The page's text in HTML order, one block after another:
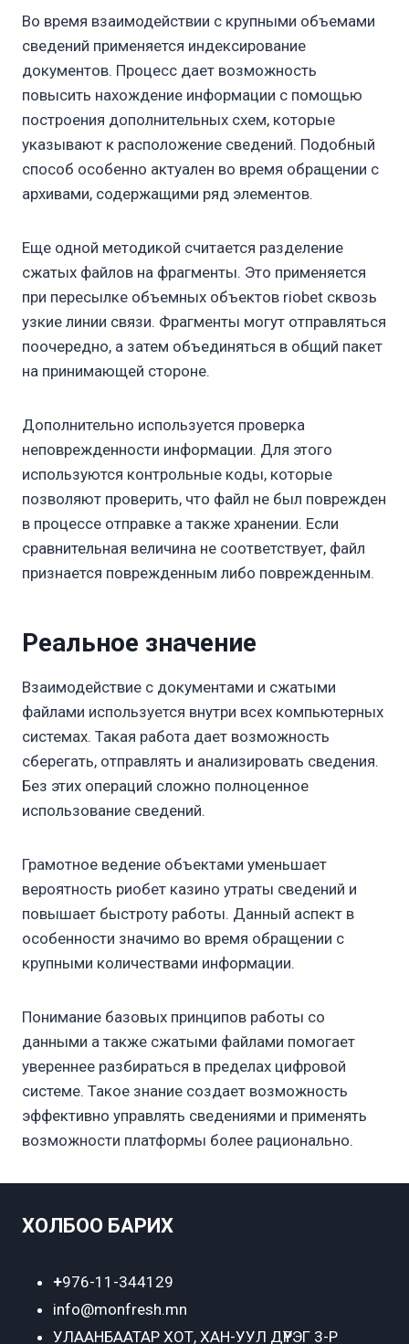
Во время взаимодействии с крупными объемами
сведений применяется индексирование
документов. Процесс дает возможность
повысить нахождение информации с помощью
построения дополнительных схем, которые
указывают к расположение сведений. Подобный
способ особенно актуален во время обращении с
архивами, содержащими ряд элементов.
Еще одной методикой считается разделение
сжатых файлов на фрагменты. Это применяется
при пересылке объемных объектов riobet сквозь
узкие линии связи. Фрагменты могут отправляться
поочередно, а затем объединяться в общий пакет
на принимающей стороне.
Дополнительно используется проверка
неповрежденности информации. Для этого
используются контрольные коды, которые
позволяют проверить, что файл не был поврежден
в процессе отправке а также хранении. Если
сравнительная величина не соответствует, файл
признается поврежденным либо поврежденным.
Реальное значение
Взаимодействие с документами и сжатыми
файлами используется внутри всех компьютерных
системах. Такая работа дает возможность
сберегать, отправлять и анализировать сведения.
Без этих операций сложно полноценное
использование сведений.
Грамотное ведение объектами уменьшает
вероятность риобет казино утраты сведений и
повышает быстроту работы. Данный аспект в
особенности значимо во время обращении с
крупными количествами информации.
Понимание базовых принципов работы со
данными а также сжатыми файлами помогает
увереннее разбираться в пределах цифровой
системе. Такое знание создает возможность
эффективно управлять сведениями и применять
возможности платформы более рационально.
ХОЛБОО БАРИХ
+976-11-344129
info@monfresh.mn
УЛААНБААТАР ХОТ, ХАН-УУЛ ДҮҮРЭГ 3-Р